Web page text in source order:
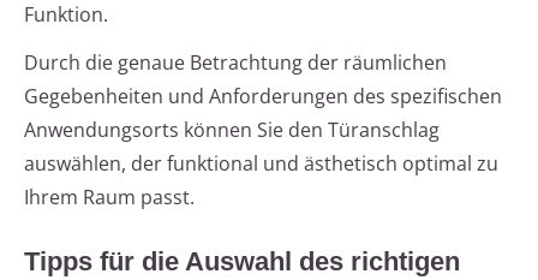
Funktion.
Durch die genaue Betrachtung der räumlichen
Gegebenheiten und Anforderungen des spezifischen
Anwendungsorts können Sie den Türanschlag
auswählen, der funktional und ästhetisch optimal zu
Ihrem Raum passt.
Tipps für die Auswahl des richtigen